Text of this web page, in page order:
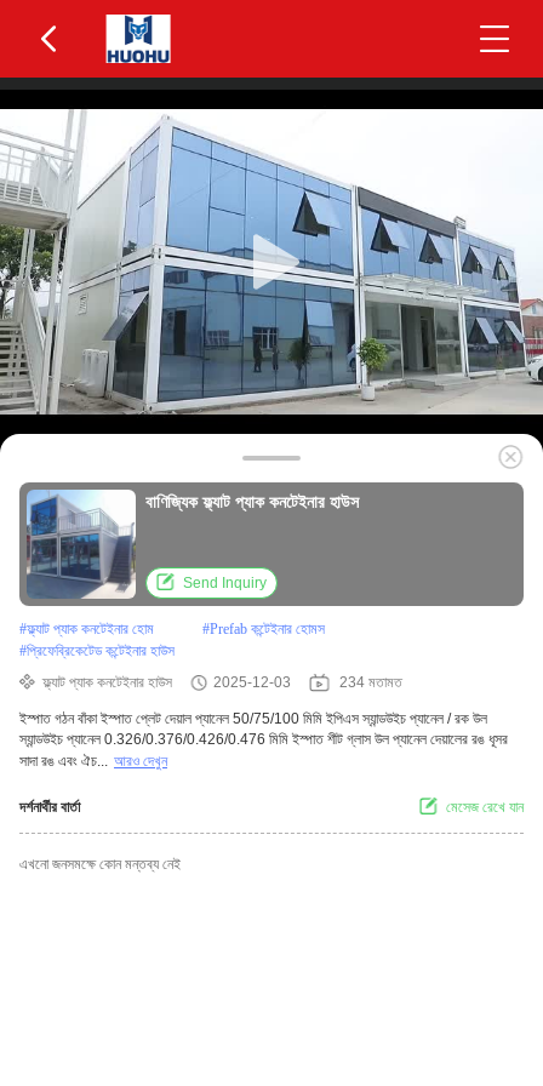
বাণিজ্যিক ফ্ল্যাট প্যাক কনটেইনার হাউস
Send Inquiry
#ফ্ল্যাট প্যাক কনটেইনার হোম #Prefab কন্টেইনার হোমস
#প্রিফেব্রিকেটেড কন্টেইনার হাউস
ফ্ল্যাট প্যাক কনটেইনার হাউস
2025-12-03 234 মতামত
ইস্পাত গঠন বাঁকা ইস্পাত প্লেট দেয়াল প্যানেল 50/75/100 মিমি ইপিএস স্যান্ডউইচ প্যানেল / রক উল
স্যান্ডউইচ প্যানেল 0.326/0.376/0.426/0.476 মিমি ইস্পাত শীট গ্লাস উল প্যানেল দেয়ালের রঙ ধূসর
সাদা রঙ এবং ঐচ... আরও দেখুন
দর্শনার্থীর বার্তা মেসেজ রেখে যান
এখনো জনসমক্ষে কোন মন্তব্য নেই